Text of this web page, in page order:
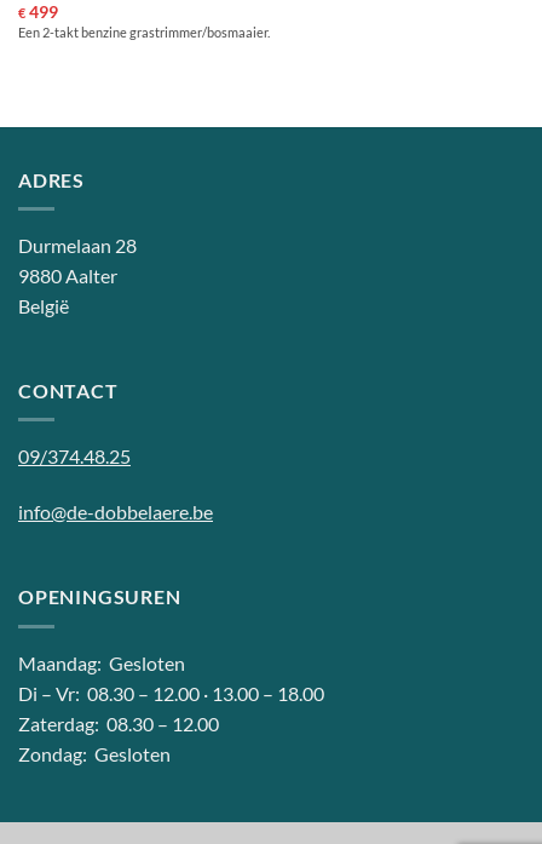
€499
Een 2-takt benzine grastrimmer/bosmaaier.
ADRES
Durmelaan 28
9880 Aalter
België
CONTACT
09/374.48.25
info@de-dobbelaere.be
OPENINGSUREN
Maandag: Gesloten
Di – Vr: 08.30 – 12.00 · 13.00 – 18.00
Zaterdag: 08.30 – 12.00
Zondag: Gesloten